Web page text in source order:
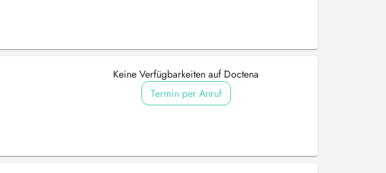
Keine Verfügbarkeiten auf Doctena
Termin per Anruf